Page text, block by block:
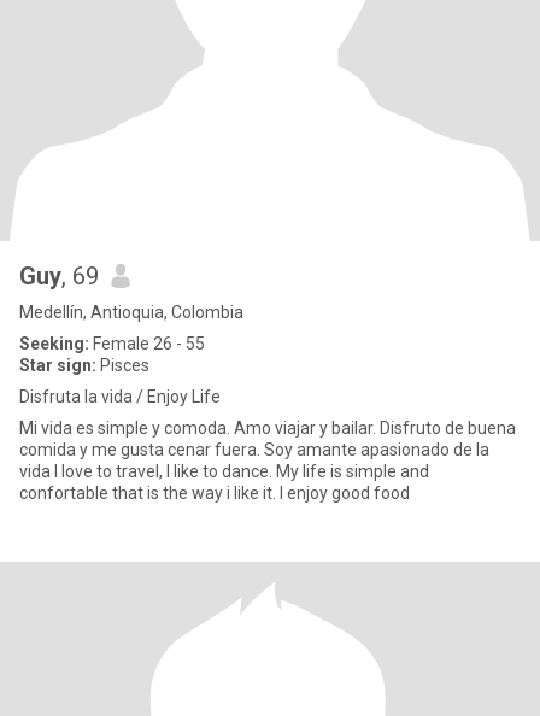
Guy, 69
Medellín, Antioquia, Colombia
Seeking: Female 26 - 55
Star sign: Pisces
Disfruta la vida / Enjoy Life
Mi vida es simple y comoda. Amo viajar y bailar. Disfruto de buena
comida y me gusta cenar fuera. Soy amante apasionado de la
vida I love to travel, l like to dance. My life is simple and
confortable that is the way i like it. I enjoy good food